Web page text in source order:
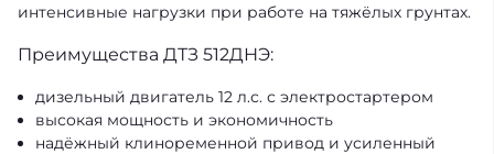
интенсивные нагрузки при работе на тяжёлых грунтах.
Преимущества ДТЗ 512ДНЭ:
дизельный двигатель 12 л.с. с электростартером
высокая мощность и экономичность
надёжный клиноременной привод и усиленный